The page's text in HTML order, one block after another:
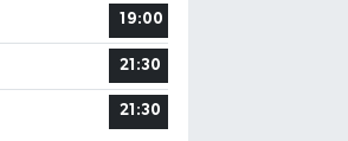
19:00
21:30
21:30